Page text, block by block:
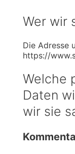
Wer wir
Die Adresse
https://
Welche
Daten
wir sie